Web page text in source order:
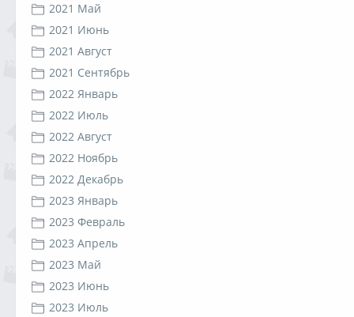
2021 Май
2021 Июнь
2021 Август
2021 Сентябрь
2022 Январь
2022 Июль
2022 Август
2022 Ноябрь
2022 Декабрь
2023 Январь
2023 Февраль
2023 Апрель
2023 Май
2023 Июнь
2023 Июль